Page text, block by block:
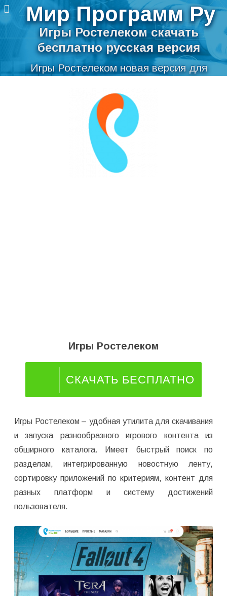
Мир Программ Ру
Игры Ростелеком скачать
бесплатно русская версия
Игры Ростелеком новая версия для
компьютера
русском языке для Windows
Мир Программ Ру > Интернет
Ростелеком
содержимому
Игры Ростелеком
СКАЧАТЬ БЕСПЛАТНО
Игры Ростелеком – удобная утилита для скачивания
и запуска разнообразного игрового контента из
обширного каталога. Имеет быстрый поиск по
разделам, интегрированную новостную ленту,
сортировку приложений по критериям, контент для
разных платформ и систему достижений
пользователя.